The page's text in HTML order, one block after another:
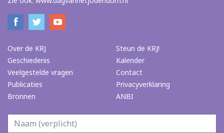
Over de KRJ
Geschiedenis
Veelgestelde vragen
Publicaties
Bronnen
Steun de KRJ!
Kalender
Contact
Privacyverklaring
ANBI